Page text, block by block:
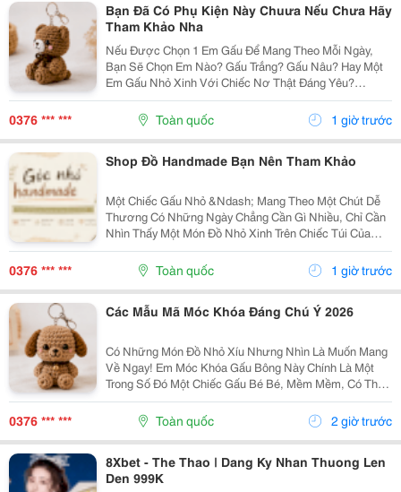
Bạn Đã Có Phụ Kiện Này Chuưa Nếu Chưa Hãy
Tham Khảo Nha
Nếu Được Chọn 1 Em Gấu Để Mang Theo Mỗi Ngày,
Bạn Sẽ Chọn Em Nào? Gấu Trắng? Gấu Nâu? Hay Một
Em Gấu Nhỏ Xinh Với Chiếc Nơ Thật Đáng Yêu?
Những Chiếc Móc Khóa Gấu Bông Không Chỉ Là Phụ
Kiện Treo Túi Mà Còn Là Một Cách Để Bạn Thêm Chút
Cá Tính Vào...
0376 *** *** Toàn quốc 1 giờ trước
Shop Đồ Handmade Bạn Nên Tham Khảo
Một Chiếc Gấu Nhỏ &Ndash; Mang Theo Một Chút Dễ
Thương Có Những Ngày Chẳng Cần Gì Nhiều, Chỉ Cần
Nhìn Thấy Một Món Đồ Nhỏ Xinh Trên Chiếc Túi Của
Mình Cũng Đủ Thấy Vui Rồi Những Em Móc Khóa Gấu
Bông Được Làm Với Kiểu Dáng Đáng Yêu, Nhỏ Gọn,
Thích...
0376 *** *** Toàn quốc 1 giờ trước
Các Mẫu Mã Móc Khóa Đáng Chú Ý 2026
Có Những Món Đồ Nhỏ Xíu Nhưng Nhìn Là Muốn Mang
Về Ngay! Em Móc Khóa Gấu Bông Này Chính Là Một
Trong Số Đó Một Chiếc Gấu Bé Bé, Mềm Mềm, Có Thể
Treo Trên Balo, Túi Xách Hay Chìa Khóa. Mỗi Lần Nhìn
Thấy Lại Thấy Chiếc Túi Của Mình Đáng Yêu Hơn Một...
0376 *** *** Toàn quốc 2 giờ trước
8Xbet - The Thao | Dang Ky Nhan Thuong Len
Den 999K